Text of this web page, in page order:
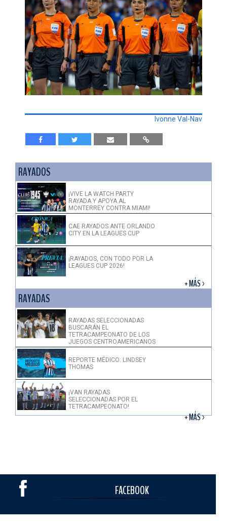
Ivonne Val-Nav
RAYADOS
¡VIVE LA WATCH PARTY
RAYADA Y APOYA AL
MONTERREY CONTRA MIAMI!
CAE RAYADOS ANTE ORLANDO
CITY EN LA LEAGUES CUP
¡RAYADOS, CON TODO POR LA
LEAGUES CUP 2026!
+ MÁS >
RAYADAS
RAYADAS SELECCIONADAS
BUSCARÁN EL
TETRACAMPEONATO DE LOS
JUEGOS CENTROAMERICANOS
REPORTE MÉDICO: LINDSEY
THOMAS
¡VAN RAYADAS
SELECCIONADAS POR EL
TETRACAMPEONATO!
+ MÁS >
FACEBOOK